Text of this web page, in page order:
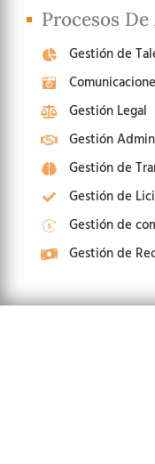
Procesos
Gestión de
Gestión Legal
Gestión
Gestión de
Gestión de
Gestión de
Gestión de